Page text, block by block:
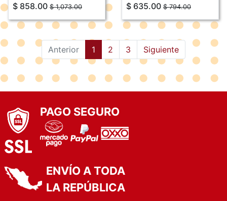
$ 858.00 $ 1,073.00 $ 635.00 $ 794.00
Anterior 1 (current)
2 3 Siguiente
PAGO SEGURO
ENVÍO A TODA
LA REPÚBLICA